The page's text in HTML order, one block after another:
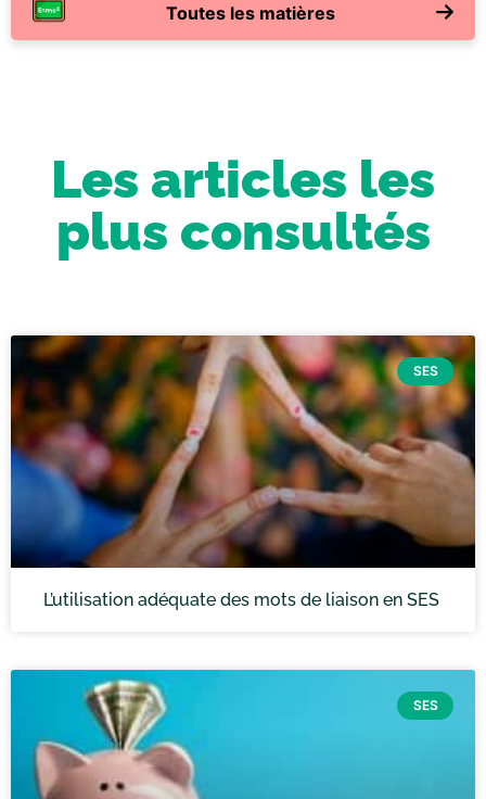
Toutes les matières
Les articles les
plus consultés
SES
L’utilisation adéquate des mots de liaison en SES
SES